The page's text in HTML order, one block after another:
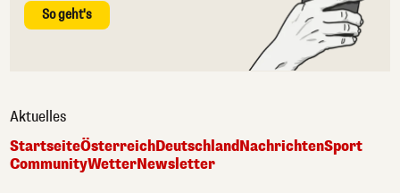
So geht's
Aktuelles
StartseiteÖsterreichDeutschlandNachrichtenSport
CommunityWetterNewsletter